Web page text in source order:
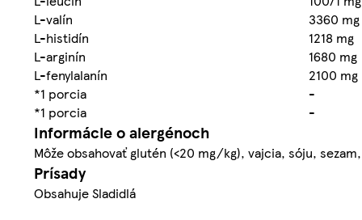
L-valín
3360 mg
L-histidín
1218 mg
L-arginín
1680 mg
L-fenylalanín
2100 mg
*1 porcia
-
*1 porcia
-
Informácie o alergénoch
Môže obsahovať glutén (<20 mg/kg), vajcia, sóju,
Prísady
Obsahuje Sladidlá